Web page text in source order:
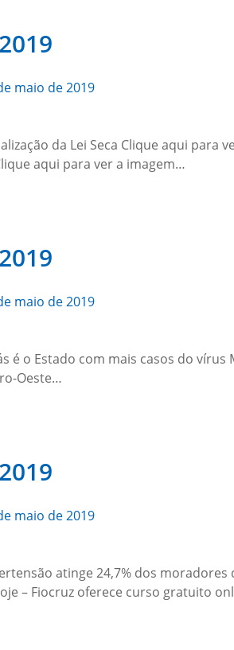
maio de 2019
da Lei Seca Clique aqui
aqui para ver a imagem…
maio de 2019
é o Estado com mais casos do
Oeste…
maio de 2019
atinge 24,7% dos
– Fiocruz oferece curso gratuito